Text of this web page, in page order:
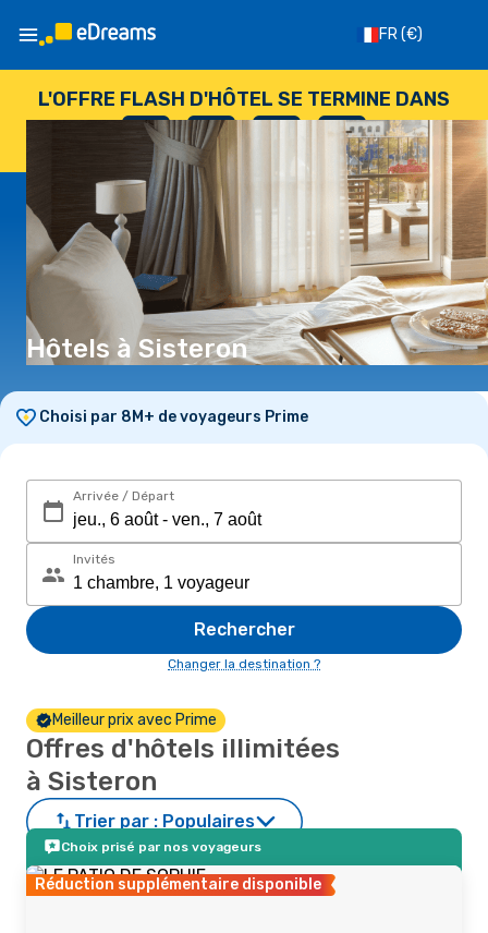
FR(€)
L'OFFRE FLASH D'HÔTEL SE TERMINE DANS
--
JOURS
: --
HEURES
: --
SECONDES
Hôtels à Sisteron
Choisi par 8M+ de voyageurs Prime
Arrivée / Départ
Invités
Rechercher
Changer la destination ?
Meilleur prix avec Prime
Offres d'hôtels illimitées
à Sisteron
Trier par : Populaires
Choix prisé par nos voyageurs
Réduction supplémentaire disponible